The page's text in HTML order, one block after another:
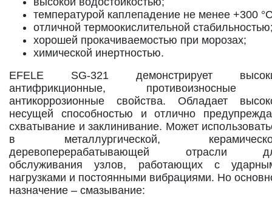
температурой каплепадение не менее +300
отличной термоокислительной
хорошей прокачиваемостью при морозах;
химической инертностью.
EFELE SG-321 демонстрирует
антифрикционные, противоизносные
антикоррозионные свойства. Обладает
несущей способностью и отлично
схватывание и заклинивание. Может
в металлургической,
деревоперерабатывающей отрасли
обслуживания узлов, работающих с
нагрузками и постоянными вибрациями. Но
назначение – смазывание: